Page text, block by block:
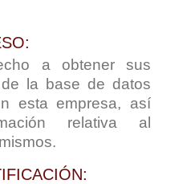
a obtener sus
la base de datos
esta empresa, así
relativa al